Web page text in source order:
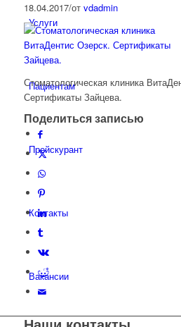
Услуги
Пациентам
Прейскурант
Контакты
Вакансии
18.04.2017/от vdadmin
Стоматологическая клиника
Сертификаты Зайцева.
Поделиться записью